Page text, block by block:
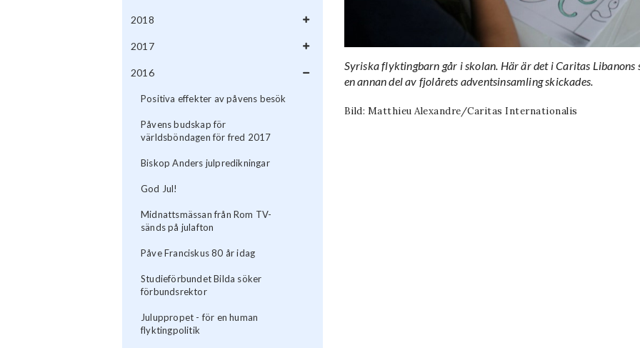
2018
2017
2016
Positiva effekter av påvens besök
Påvens budskap för
världsböndagen för fred 2017
Biskop Anders julpredikningar
God Jul!
Midnattsmässan från Rom TV-
sänds på julafton
Påve Franciskus 80 år idag
Studieförbundet Bilda söker
förbundsrektor
Juluppropet - för en human
flyktingpolitik
Syriska flyktingbarn går i skolan. Här är det i Caritas
en annan del av fjolårets adventsinsamling skickades.
Bild: Matthieu Alexandre/Caritas Internationalis